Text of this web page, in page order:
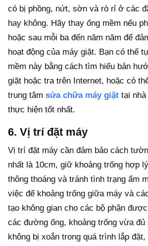
có bị phồng, nứt, sờn và rò rỉ ở các
hay không. Hãy thay ống mềm nếu
hoặc sau mỗi ba đến năm năm để
hoạt động của máy giặt. Bạn có thể
mềm này bằng cách tìm hiểu bản
giặt hoặc tra trên Internet, hoặc có
trung tâm sửa chữa máy giặt tại
thực hiện tốt nhất.
6. Vị trí đặt máy
Vị trí đặt máy cần đảm bảo cách
nhất là 10cm, giữ khoảng trống hợp
thông thoáng và tránh tình trạng ẩm
việc để khoảng trống giữa máy và
tạo không gian cho các bộ phận
các đường ống, khoảng trống vừa đủ
không bị xoắn trong quá trình lắp